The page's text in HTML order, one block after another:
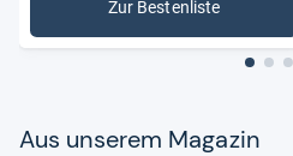
Zur Bestenliste: Wanderschuhe
Aus unse­rem Maga­zin